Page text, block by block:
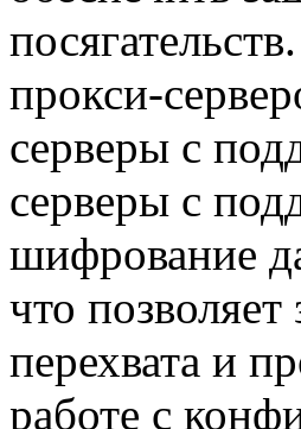
прокси-
серверы с
серверы с
шифрование
что
перехвата и
работе с